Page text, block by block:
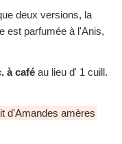
deux versions, la
est parfumée à l'Anis,
à café au lieu d' 1 cuill.
d'Amandes amères